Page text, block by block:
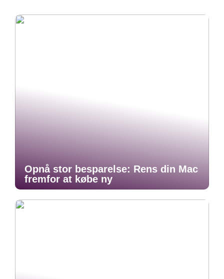
Opnå stor besparelse: Rens din Mac
fremfor at købe ny